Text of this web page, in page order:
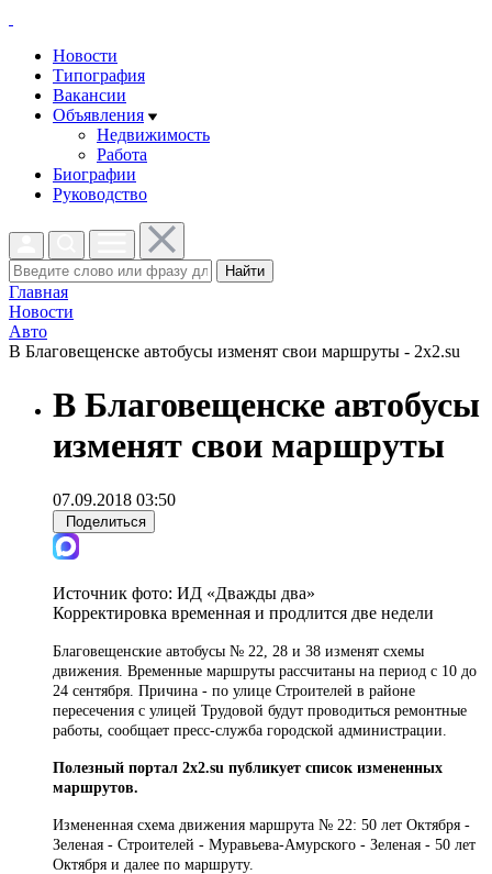
Новости
Типография
Вакансии
Объявления
Недвижимость
Работа
Биографии
Руководство
Найти
Главная
Новости
Авто
В Благовещенске автобусы изменят свои маршруты - 2x2.su
В Благовещенске автобусы
изменят свои маршруты
07.09.2018 03:50
Поделиться
Источник фото: ИД «Дважды два»
Корректировка временная и продлится две недели
Благовещенские автобусы № 22, 28 и 38 изменят схемы
движения. Временные маршруты рассчитаны на период с 10 до
24 сентября. Причина - по улице Строителей в районе
пересечения с улицей Трудовой будут проводиться ремонтные
работы, сообщает пресс-служба городской администрации.
Полезный портал 2x2.su публикует список измененных
маршрутов.
Измененная схема движения маршрута № 22: 50 лет Октября -
Зеленая - Строителей - Муравьева-Амурского - Зеленая - 50 лет
Октября и далее по маршруту.